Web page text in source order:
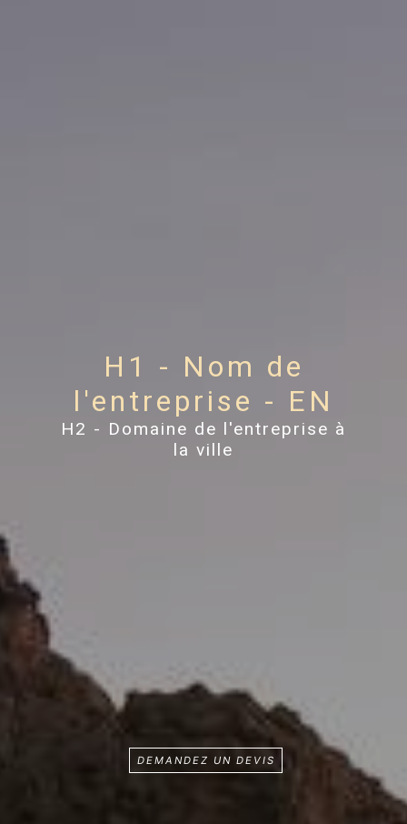
H1 - Nom de
l'entreprise - EN
H2 - Domaine de l'entreprise à
la ville
DEMANDEZ UN DEVIS